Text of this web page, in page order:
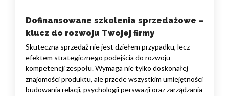
Dofinansowane szkolenia sprzedażowe –
klucz do rozwoju Twojej firmy
Skuteczna sprzedaż nie jest dziełem przypadku, lecz
efektem strategicznego podejścia do rozwoju
kompetencji zespołu. Wymaga nie tylko doskonałej
znajomości produktu, ale przede wszystkim umiejętności
budowania relacji, psychologii perswazji oraz zarządzania